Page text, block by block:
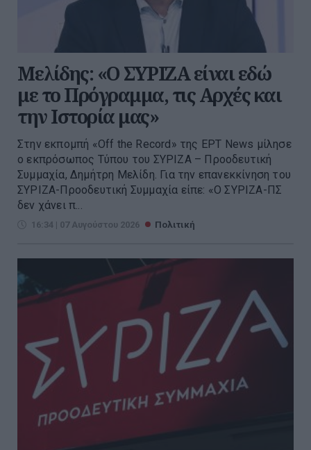
Μελίδης: «Ο ΣΥΡΙΖΑ είναι εδώ
με το Πρόγραμμα, τις Αρχές και
την Ιστορία μας»
Στην εκπομπή «Off the Record» της ΕΡΤ News μίλησε
ο εκπρόσωπος Τύπου του ΣΥΡΙΖΑ – Προοδευτική
Συμμαχία, Δημήτρη Μελίδη. Για την επανεκκίνηση του
ΣΥΡΙΖΑ-Προοδευτική Συμμαχία είπε: «Ο ΣΥΡΙΖΑ-ΠΣ
δεν χάνει π...
16:34 | 07 Αυγούστου 2026 Πολιτική